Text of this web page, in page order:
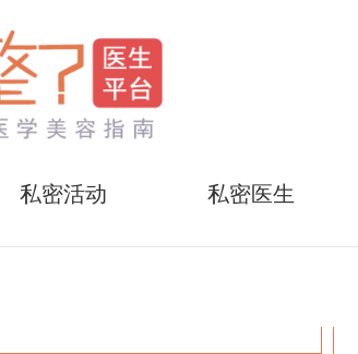
私密活动 私密医生